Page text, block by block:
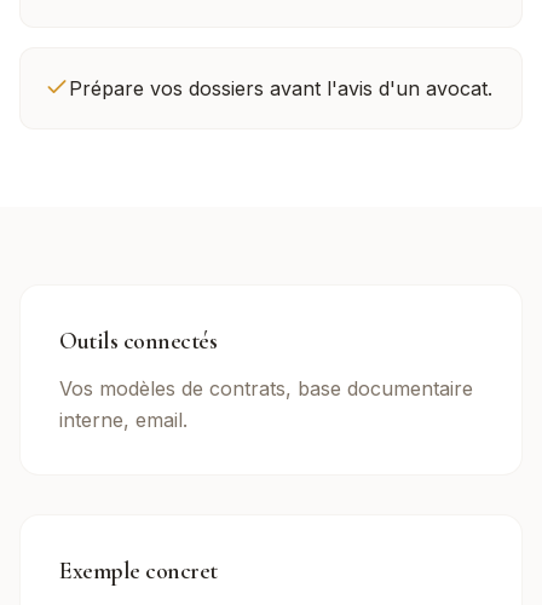
Prépare vos dossiers avant l'avis d'un avocat.
Outils connectés
Vos modèles de contrats, base documentaire
interne, email.
Exemple concret